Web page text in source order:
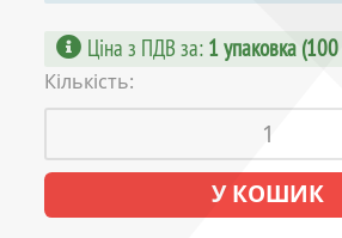
Ціна з ПДВ за: 1 упаковка
Кількість: